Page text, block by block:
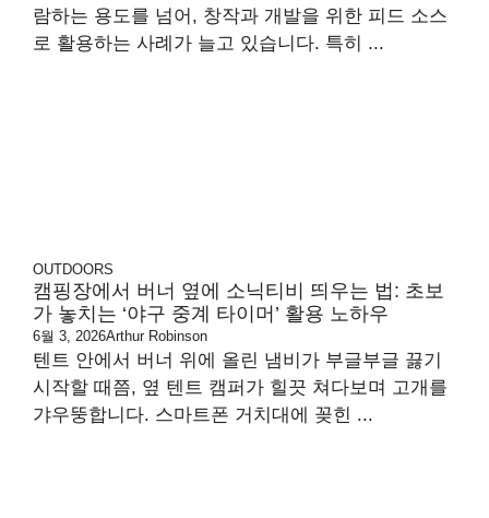
람하는 용도를 넘어, 창작과 개발을 위한 피드 소스
로 활용하는 사례가 늘고 있습니다. 특히 ...
OUTDOORS
캠핑장에서 버너 옆에 소닉티비 띄우는 법: 초보
가 놓치는 ‘야구 중계 타이머’ 활용 노하우
6월 3, 2026Arthur Robinson
텐트 안에서 버너 위에 올린 냄비가 부글부글 끓기
시작할 때쯤, 옆 텐트 캠퍼가 힐끗 쳐다보며 고개를
갸우뚱합니다. 스마트폰 거치대에 꽂힌 ...